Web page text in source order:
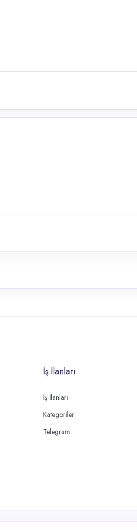
İş İlanları
İş İlanları
Kategoriler
Telegram